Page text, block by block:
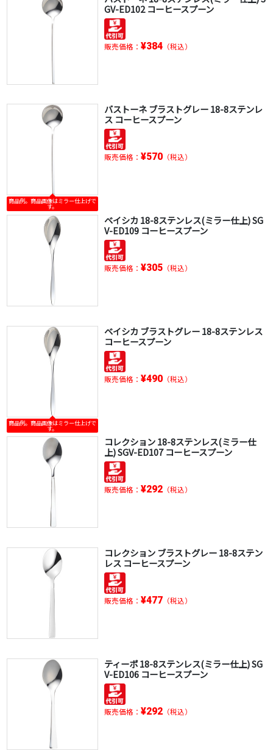
GV-ED102 コーヒースプーン
販売価格： ¥384（税込）
商品例。商品画像はミラー仕上げで
す。
バストーネ ブラストグレー 18-8ステンレ
ス コーヒースプーン
販売価格： ¥570（税込）
ベイシカ 18-8ステンレス(ミラー仕上) SG
V-ED109 コーヒースプーン
販売価格： ¥305（税込）
商品例。商品画像はミラー仕上げで
す。
ベイシカ ブラストグレー 18-8ステンレス
コーヒースプーン
販売価格： ¥490（税込）
コレクション 18-8ステンレス(ミラー仕
上) SGV-ED107 コーヒースプーン
販売価格： ¥292（税込）
コレクション ブラストグレー 18-8ステン
レス コーヒースプーン
販売価格： ¥477（税込）
ティーポ 18-8ステンレス(ミラー仕上) SG
V-ED106 コーヒースプーン
販売価格： ¥292（税込）